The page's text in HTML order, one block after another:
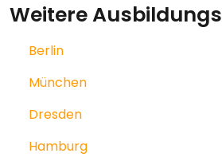
Weitere
Berlin
München
Dresden
Hamburg